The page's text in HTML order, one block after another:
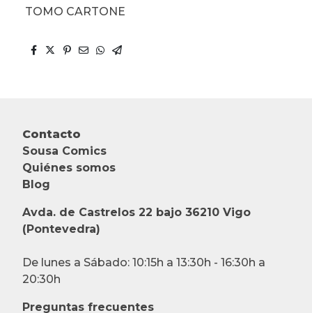
TOMO CARTONE
Contacto
Sousa Comics
Quiénes somos
Blog
Avda. de Castrelos 22 bajo 36210 Vigo
(Pontevedra)
De lunes a Sábado: 10:15h a 13:30h - 16:30h a
20:30h
Preguntas frecuentes